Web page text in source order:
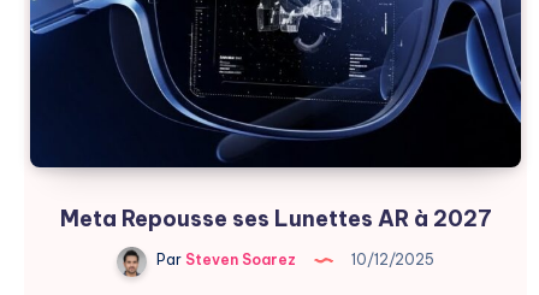
Ultime
Meta Repousse ses Lunettes AR à 2027
Par Steven Soarez 10/12/2025